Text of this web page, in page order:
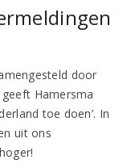
door
Hamersma
toe doen’. In
uit ons